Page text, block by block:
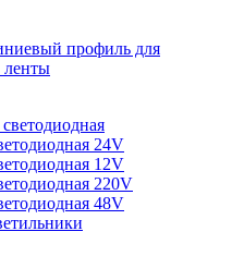
профиль для
ленты
24V
12V
220V
48V